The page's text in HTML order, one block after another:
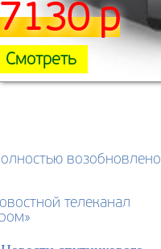
Смотреть
7130 р
возобновлено
телеканал